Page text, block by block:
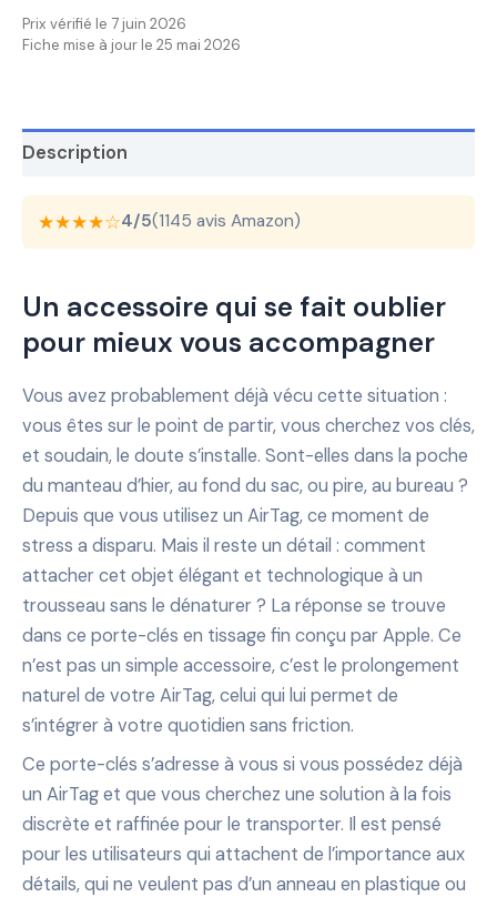
Prix vérifié le 7 juin 2026
Fiche mise à jour le 25 mai 2026
Description
★★★★☆4/5(1145 avis Amazon)
Un accessoire qui se fait oublier
pour mieux vous accompagner
Vous avez probablement déjà vécu cette situation :
vous êtes sur le point de partir, vous cherchez vos clés,
et soudain, le doute s’installe. Sont-elles dans la poche
du manteau d’hier, au fond du sac, ou pire, au bureau ?
Depuis que vous utilisez un AirTag, ce moment de
stress a disparu. Mais il reste un détail : comment
attacher cet objet élégant et technologique à un
trousseau sans le dénaturer ? La réponse se trouve
dans ce porte-clés en tissage fin conçu par Apple. Ce
n’est pas un simple accessoire, c’est le prolongement
naturel de votre AirTag, celui qui lui permet de
s’intégrer à votre quotidien sans friction.
Ce porte-clés s’adresse à vous si vous possédez déjà
un AirTag et que vous cherchez une solution à la fois
discrète et raffinée pour le transporter. Il est pensé
pour les utilisateurs qui attachent de l’importance aux
détails, qui ne veulent pas d’un anneau en plastique ou